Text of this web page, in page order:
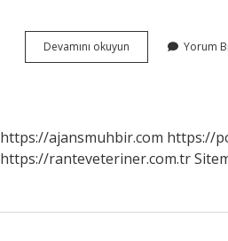
Devamını okuyun
Sözler
Yorum
https://ajansmuhbir.com https://
https://ranteveteriner.com.tr